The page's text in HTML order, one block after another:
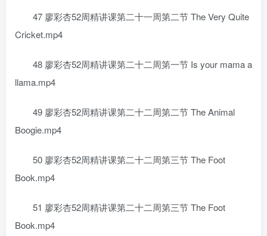
47 廖彩杏52周精讲课第二十一周第二节 The Very Quite
Cricket.mp4
48 廖彩杏52周精讲课第二十二周第一节 Is your mama a
llama.mp4
49 廖彩杏52周精讲课第二十二周第二节 The Animal
Boogie.mp4
50 廖彩杏52周精讲课第二十二周第三节 The Foot
Book.mp4
51 廖彩杏52周精讲课第二十二周第三节 The Foot
Book.mp4